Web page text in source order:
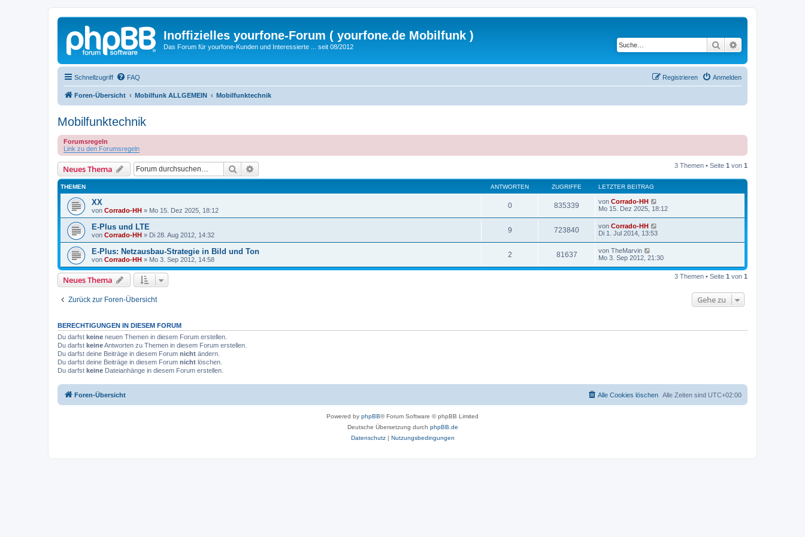
Inoffizielles yourfone-Forum ( yourfone.de Mobilfunk )
Das Forum für yourfone-Kunden und Interessierte ... seit 08/2012 Suche
Schnellzugriff FAQ Anmelden
Registrieren
Foren-Übersicht Mobilfunk ALLGEMEIN Mobilfunktechnik
Mobilfunktechnik
Forumsregeln
Link zu den Forumsregeln
Neues Thema Suche 3 Themen • Seite 1 von 1
THEMEN ANTWORTEN ZUGRIFFE LETZTER BEITRAG
XX
von Corrado-HH » Mo 15. Dez 2025, 18:12
0 835339 von Corrado-HH
Mo 15. Dez 2025, 18:12
E-Plus und LTE
von Corrado-HH » Di 28. Aug 2012, 14:32
9 723840 von Corrado-HH
Di 1. Jul 2014, 13:53
E-Plus: Netzausbau-Strategie in Bild und Ton
von Corrado-HH » Mo 3. Sep 2012, 14:58
2 81637 von TheMarvin
Mo 3. Sep 2012, 21:30
Neues Thema 3 Themen • Seite 1 von 1
Zurück zur Foren-Übersicht Gehe zu
BERECHTIGUNGEN IN DIESEM FORUM
Du darfst keine neuen Themen in diesem Forum erstellen.
Du darfst keineAntworten zu Themen in diesem Forum erstellen.
Du darfst deine Beiträge in diesem Forum nicht ändern.
Du darfst deine Beiträge in diesem Forum nicht löschen.
Du darfst keine Dateianhänge in diesem Forum erstellen.
Foren-Übersicht Alle Zeiten sind UTC+02:00
Alle Cookies löschen
Powered by phpBB® Forum Software © phpBB Limited
Deutsche Übersetzung durch phpBB.de
Datenschutz| Nutzungsbedingungen